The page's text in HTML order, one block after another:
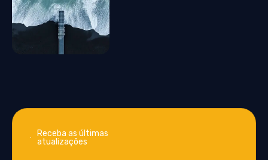
Receba as últimas
atualizações